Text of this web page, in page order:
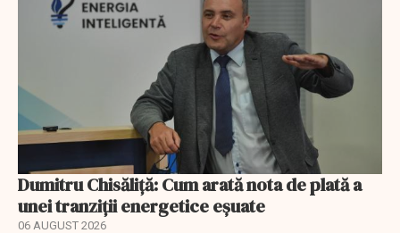
Dumitru Chisăliță: Cum arată nota de plată a
unei tranziții energetice eșuate
06 AUGUST 2026